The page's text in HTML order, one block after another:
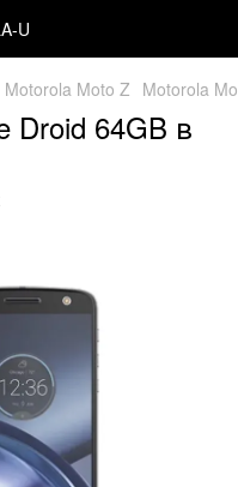
Motorola Moto Z Motorola
Droid 64GB в